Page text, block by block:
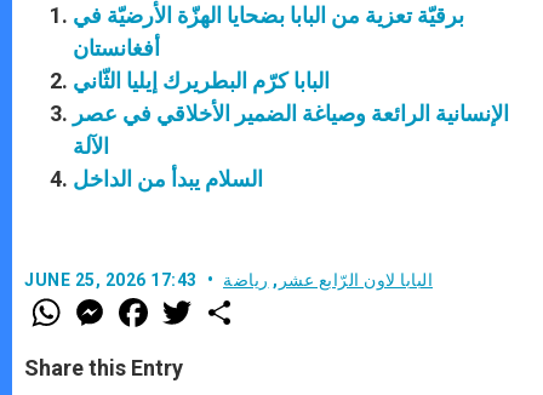
برقيّة تعزية من البابا بضحايا الهزّة الأرضيّة في
أفغانستان
البابا كرّم البطريرك إيليا الثّاني
الإنسانية الرائعة وصياغة الضمير الأخلاقي في عصر
الآلة
السلام يبدأ من الداخل
JUNE 25, 2026 17:43 البابا لاون الرّابع عشر , رياضة
W
h
t
s
M
e
s
e
F
a
e
b
w
Share this Entry